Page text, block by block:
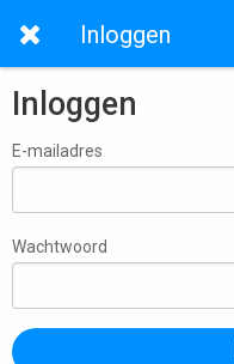
Inloggen
Inloggen
E-mailadres
Wachtwoord